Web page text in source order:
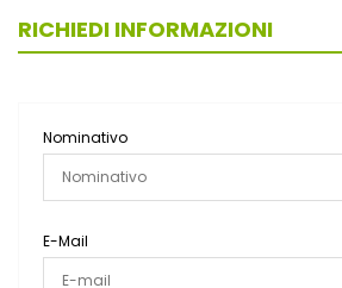
RICHIEDI INFORMAZIONI
Nominativo
E-Mail